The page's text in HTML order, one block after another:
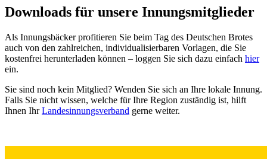
Downloads für unsere Innungsmitglieder
Als Innungsbäcker profitieren Sie beim Tag des Deutschen Brotes
auch von den zahlreichen, individualisierbaren Vorlagen, die Sie
kostenfrei herunterladen können – loggen Sie sich dazu einfach hier
ein.
Sie sind noch kein Mitglied? Wenden Sie sich an Ihre lokale Innung.
Falls Sie nicht wissen, welche für Ihre Region zuständig ist, hilft
Ihnen IhrLandesinnungsverband gerne weiter.